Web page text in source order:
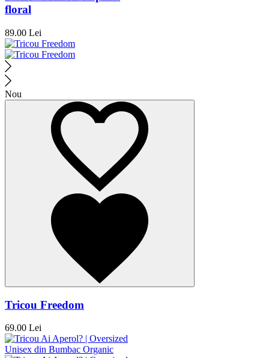
floral
89.00 Lei
Nou
Tricou Freedom
69.00 Lei